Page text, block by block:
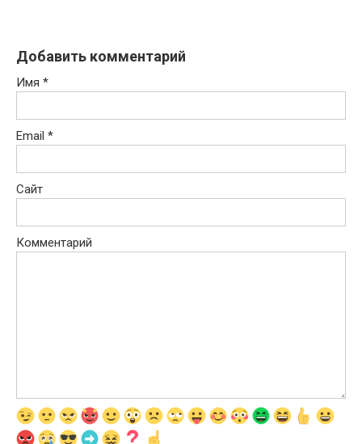
Добавить комментарий
Имя *
Email *
Сайт
Комментарий